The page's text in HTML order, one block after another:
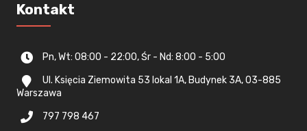
Kontakt
Pn, Wt: 08:00 - 22:00, Śr - Nd: 8:00 - 5:00
Ul. Księcia Ziemowita 53 lokal 1A, Budynek 3A, 03-885
Warszawa
797 798 467